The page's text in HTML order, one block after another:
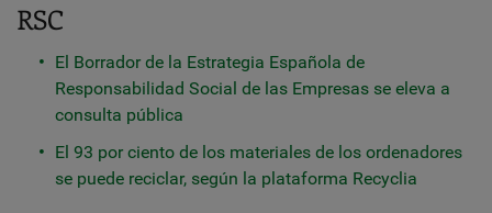
RSC
El Borrador de la Estrategia Española de
Responsabilidad Social de las Empresas se eleva a
consulta pública
El 93 por ciento de los materiales de los ordenadores
se puede reciclar, según la plataforma Recyclia